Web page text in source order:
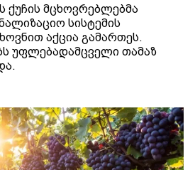
ქუჩის მცხოვრებლებმა
სისტემის
აქცია გამართეს.
უფლებადამცველი თამაზ